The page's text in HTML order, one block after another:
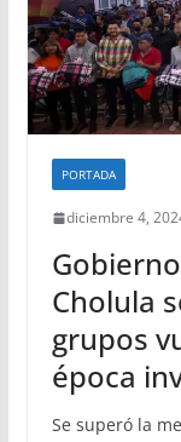
PORTADA
diciembre 4,
Cholula
grupos
época
Se superó la